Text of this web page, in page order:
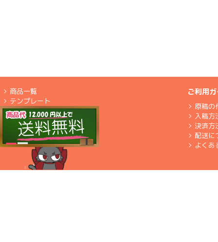
商品一覧
テンプレート
ご利用
原稿の
入稿方
決済方
配送に
よくあ